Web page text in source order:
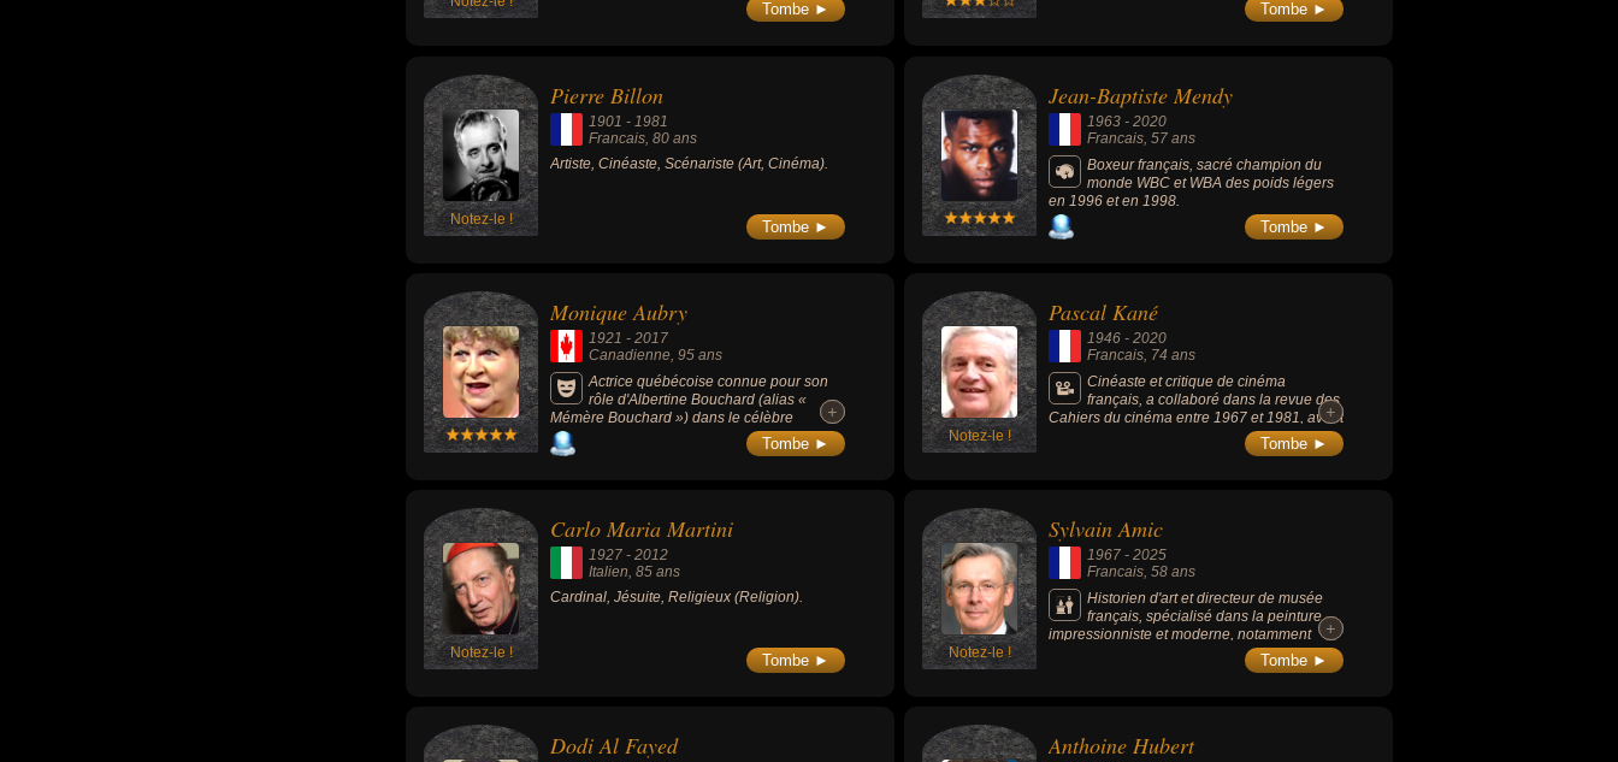
Tombe ►
principal dirigeant des séparatistes pro-
poigne. Au moment de sa mort, les forces de
sécurité des séparatistes dénoncent un acte
« terroriste ».
Tombe ►
Notez-le !
Pierre Billon
1901 - 1981
Francais , 80 ans
Artiste, Cinéaste, Scénariste (Art, Cinéma).
Tombe ►
Jean-Baptiste Mendy
1963 -2020
Francais , 57 ans
Boxeur français, sacré champion du
monde WBC et WBA des poids légers
en 1996 et en 1998.
Tombe ►
Monique Aubry
1921 - 2017
Canadienne , 95 ans
Actrice québécoise connue pour son
rôle d'Albertine Bouchard (alias «
Mémère Bouchard ») dans le célèbre
téléroman des années 1980 « Le temps
d'une paix » (1980-1986, 6 saisons, 136
+
+
Tombe ► Notez-le !
Pascal Kané
1946 -2020
Francais , 74 ans
Cinéaste et critique de cinéma
français, a collaboré dans la revue des
Cahiers du cinéma entre 1967 et 1981, avant
de devenir cinéaste de fictions, dont « Dora
et la Lanterne magique » (1978) ou « Liberty
+
+
Tombe ►
Notez-le !
Carlo Maria Martini
1927 - 2012
Italien, 85 ans
Cardinal, Jésuite, Religieux (Religion).
Tombe ► Notez-le !
Sylvain Amic
1967 -2025
Francais, 58 ans
Historien d'art et directeur de musée
français, spécialisé dans la peinture
impressionniste et moderne, notamment
directeur du Musée d’Orsay depuis 2024,
après avoir dirigé les musées de Rouen.
+
+
Tombe ►
Dodi Al Fayed Anthoine Hubert